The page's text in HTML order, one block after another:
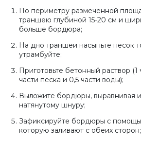
По периметру размеченной
траншею глубиной 15-20 см и
больше бордюра;
На дно траншеи насыпьте песок
утрамбуйте;
Приготовьте бетонный раствор (1
части песка и 0,5 части воды);
Выложите бордюры, выравнивая
натянутому шнуру;
Зафиксируйте бордюры с
которую заливают с обеих сторон;